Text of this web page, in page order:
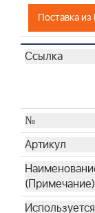
Поставка